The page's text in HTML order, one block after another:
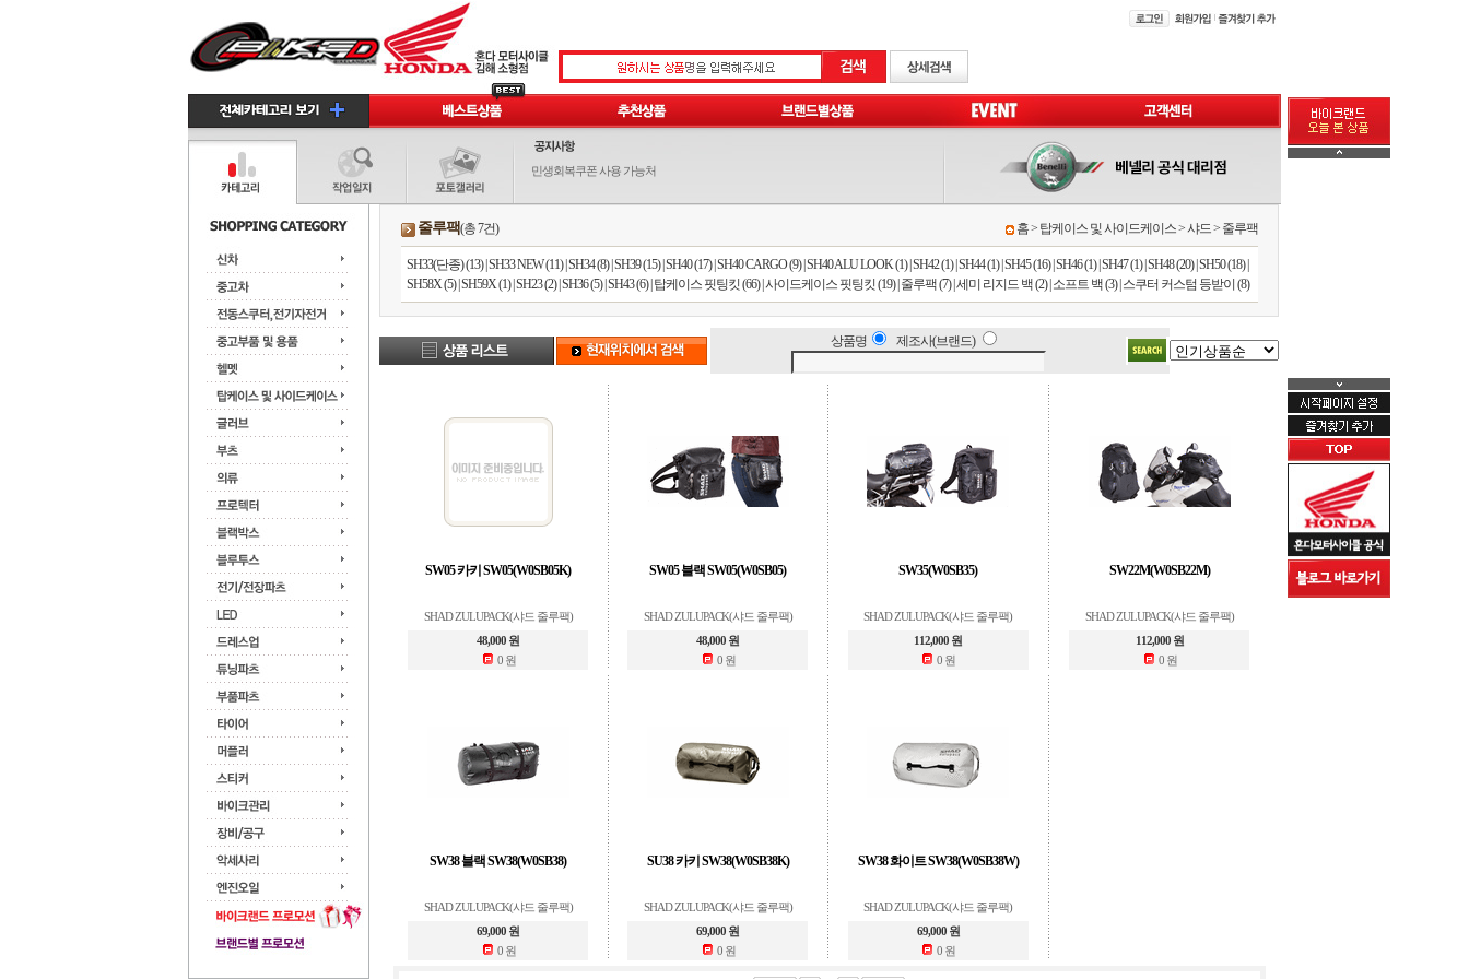
민생회복쿠폰 사용 가능처
줄루팩(총 7건) 홈> 탑케이스 및 사이드케이스>샤드> 줄루팩
SH33(단종) (13)| SH33 NEW (11)| SH34 (8)| SH39 (15)| SH40 (17)| SH40 CARGO (9)| SH40 ALU LOOK (1)| SH42 (1)| SH44 (1)| SH45 (16)| SH46 (1)| SH47 (1)| SH48 (20)| SH50 (18)|
SH58X (5)| SH59X (1)| SH23 (2)| SH36 (5)| SH43 (6)| 탑케이스 핏팅킷 (66)| 사이드케이스 핏팅킷 (19)| 줄루팩 (7)| 세미 리지드 백 (2)| 소프트 백 (3)| 스쿠터 커스텀 등받이 (8)
상품명 제조사(브랜드)
SW05 카키 SW05(W0SB05K)
SHAD ZULUPACK(샤드 줄루팩)
48,000 원
0 원
SW05 블랙 SW05(W0SB05)
SHAD ZULUPACK(샤드 줄루팩)
48,000 원
0 원
SW35(W0SB35)
SHAD ZULUPACK(샤드 줄루팩)
112,000 원
0 원
SW22M(W0SB22M)
SHAD ZULUPACK(샤드 줄루팩)
112,000 원
0 원
SW38 블랙 SW38(W0SB38)
SHAD ZULUPACK(샤드 줄루팩)
69,000 원
0 원
SU38 카키 SW38(W0SB38K)
SHAD ZULUPACK(샤드 줄루팩)
69,000 원
0 원
SW38 화이트 SW38(W0SB38W)
SHAD ZULUPACK(샤드 줄루팩)
69,000 원
0 원